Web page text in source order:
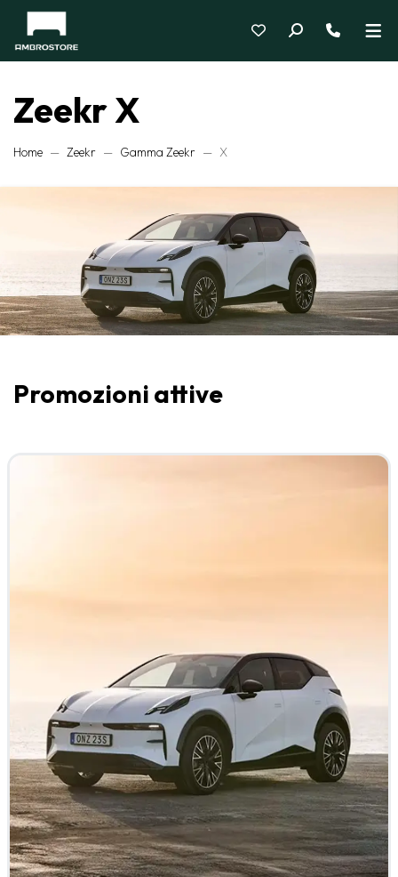
Zeekr X
Home Zeekr Gamma Zeekr X
Promozioni attive